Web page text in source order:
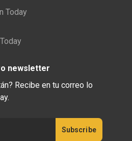
Today
newsletter
Recibe en tu correo lo